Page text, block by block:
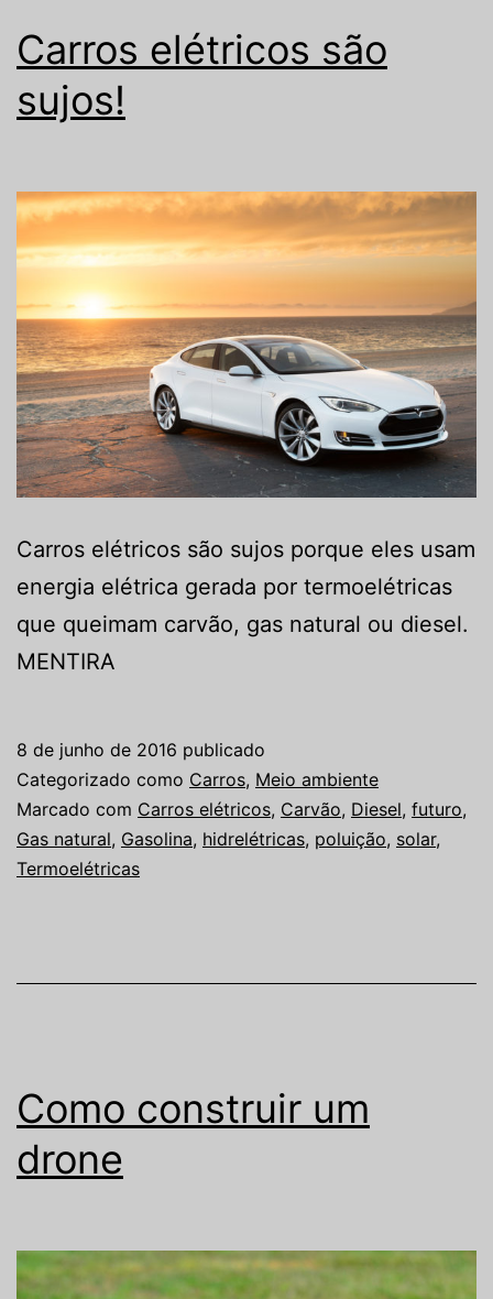
Carros elétricos são
sujos!
Carros elétricos são sujos porque eles usam
energia elétrica gerada por termoelétricas
que queimam carvão, gas natural ou diesel.
MENTIRA
8 de junho de 2016 publicado
Categorizado como Carros, Meio ambiente
Marcado com Carros elétricos, Carvão, Diesel, futuro,
Gas natural, Gasolina, hidrelétricas, poluição, solar,
Termoelétricas
Como construir um
drone